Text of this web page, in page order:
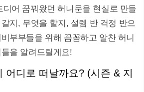
디어 꿈꿔왔던 허니문을 현실로 만들
지, 무엇을 할지, 설렘 반 걱정 반으
부부들을 위해 꼼꼼하고 알찬 허니
을 알려드릴게요!
어디로 떠날까요? (시즌 & 지